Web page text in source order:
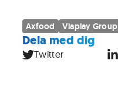
Axfood Viaplay Group
Dela med dig
Twitter